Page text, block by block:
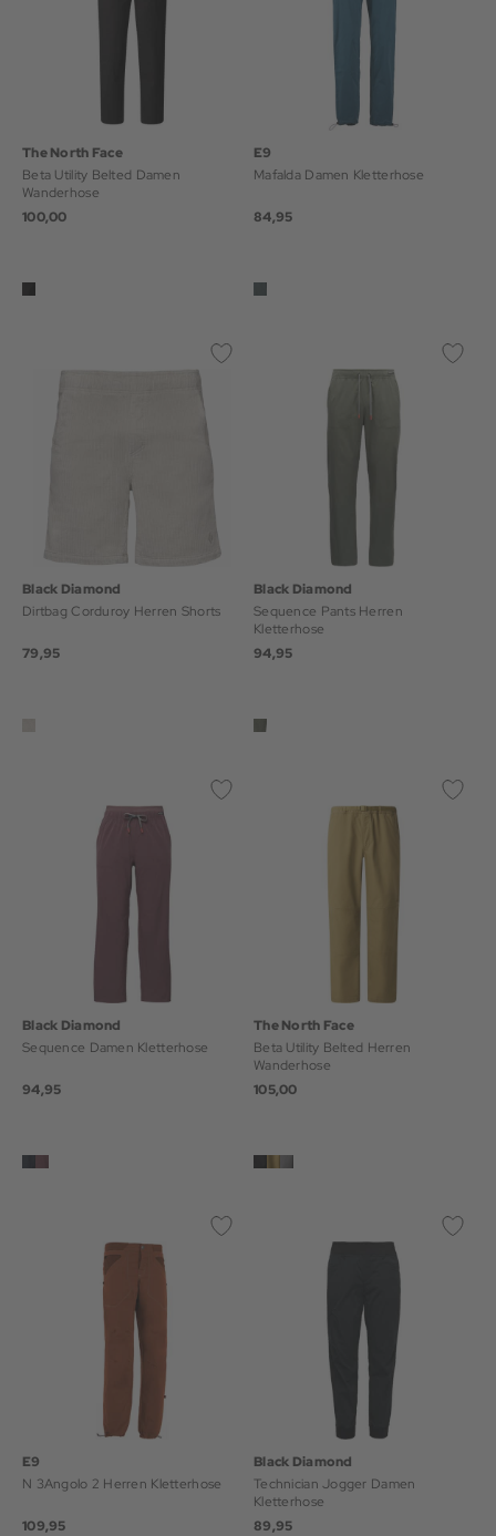
The North Face
Beta Utility Belted Damen
Wanderhose
100,00
E9
Mafalda Damen Kletterhose
84,95
Black Diamond
Dirtbag Corduroy Herren Shorts
79,95
Black Diamond
Sequence Pants Herren
Kletterhose
94,95
Black Diamond
Sequence Damen Kletterhose
94,95
The North Face
Beta Utility Belted Herren
Wanderhose
105,00
E9
N 3Angolo 2 Herren Kletterhose
109,95
Black Diamond
Technician Jogger Damen
Kletterhose
89,95